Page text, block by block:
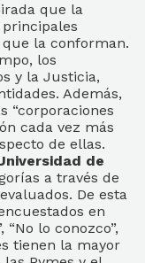
que la
la conforman.
los
y la Justicia,
Además,
“corporaciones
cada vez más
de ellas.
de
a través de
De esta
en
“No lo conozco”,
tienen la mayor